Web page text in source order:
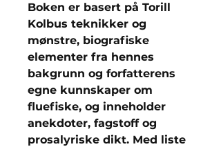
Boken er basert på Torill
Kolbus teknikker og
mønstre, biografiske
elementer fra hennes
bakgrunn og forfatterens
egne kunnskaper om
fluefiske, og inneholder
anekdoter, fagstoff og
prosalyriske dikt. Med liste